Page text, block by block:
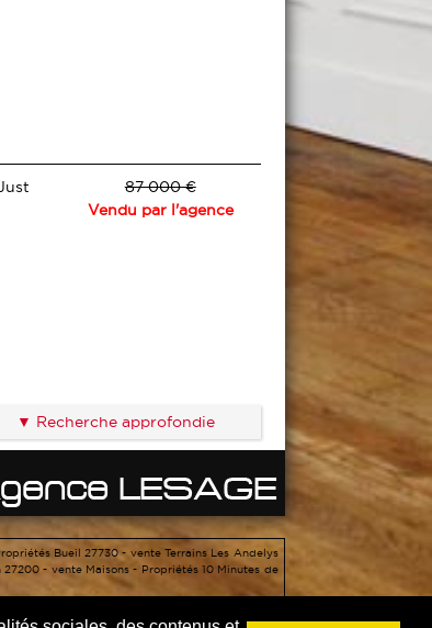
87 000 €
Vendu par l'agence
Recherche approfondie
Bueil 27730 - vente Terrains Les Andelys
27200 - vente Maisons - Propriétés 10 Minutes de